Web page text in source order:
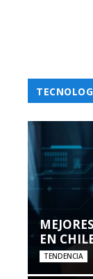
EN
TENDENCIA